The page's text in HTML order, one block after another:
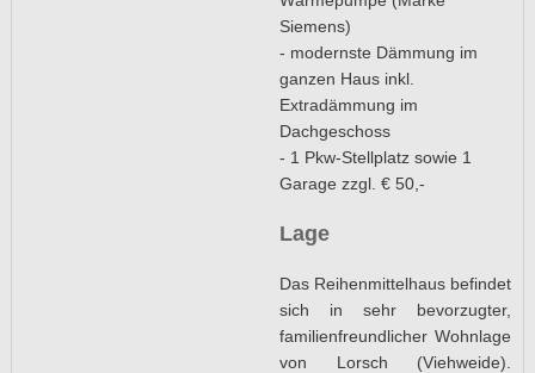
Siemens)
- modernste Dämmung im
ganzen Haus inkl.
Extradämmung im
Dachgeschoss
- 1 Pkw-Stellplatz sowie 1
Garage zzgl. € 50,-
Lage
Das Reihenmittelhaus befindet
sich in sehr bevorzugter,
familienfreundlicher Wohnlage
von Lorsch (Viehweide).